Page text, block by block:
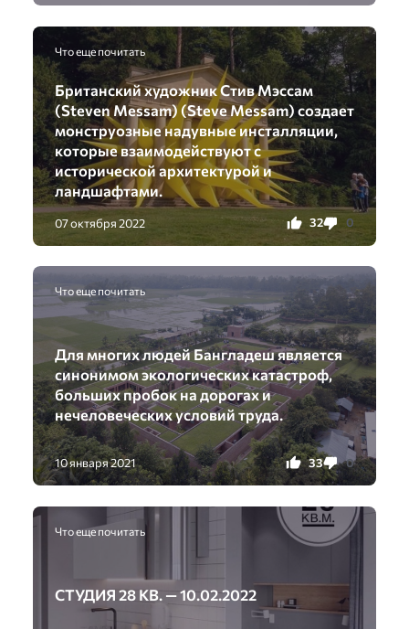
Что еще почитать
Британский художник Стив Мэссам
(Steven Messam) (Steve Messam) создает
монструозные надувные инсталляции,
которые взаимодействуют с
исторической архитектурой и
ландшафтами.
07 октября 2022 32 0
Что еще почитать
Для многих людей Бангладеш является
синонимом экологических катастроф,
больших пробок на дорогах и
нечеловеческих условий труда.
10 января 2021 33 0
Что еще почитать
СТУДИЯ 28 КВ. — 10.02.2022